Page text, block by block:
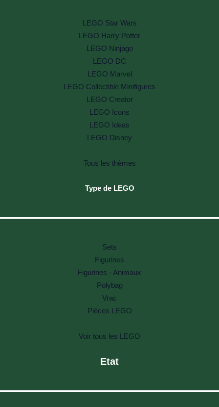
LEGO Star Wars
LEGO Harry Potter
LEGO Ninjago
LEGO DC
LEGO Marvel
LEGO Collectible Minifigures
LEGO Creator
LEGO Icons
LEGO Ideas
LEGO Disney
Tous les thèmes
Type de LEGO
Sets
Figurines
Figurines - Animaux
Polybag
Vrac
Pièces LEGO
Voir tous les LEGO
Etat